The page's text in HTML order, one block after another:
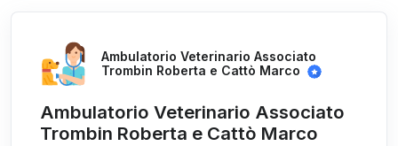
Ambulatorio Veterinario Associato
Trombin Roberta e Cattò Marco
Ambulatorio Veterinario Associato
Trombin Roberta e Cattò Marco